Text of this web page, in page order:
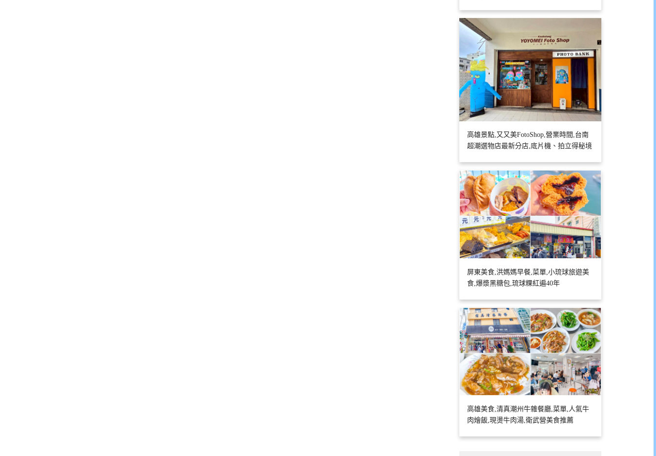
高雄景點,又又美FotoShop,營業時間,台南
超潮選物店最新分店,底片機、拍立得秘境
屏東美食,洪媽媽早餐,菜單,小琉球旅遊美
食,爆漿黑糖包,琉球粿紅遍40年
高雄美食,清真潮州牛雜餐廳,菜單,人氣牛
肉燴飯,現燙牛肉湯,衛武營美食推薦